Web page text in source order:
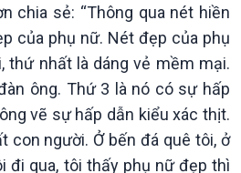
chia sẻ: “Thông qua nét hiền
của phụ nữ. Nét đẹp của phụ
thứ nhất là dáng vẻ mềm mại.
ông. Thứ 3 là nó có sự hấp
vẽ sự hấp dẫn kiểu xác thịt.
con người. Ở bến đá quê tôi, ở
đi qua, tôi thấy phụ nữ đẹp thì